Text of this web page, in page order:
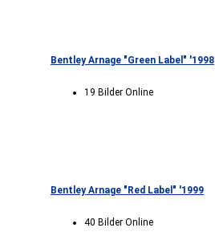
Bentley Arnage "Green Label" '1998
19 Bilder Online
Bentley Arnage "Red Label" '1999
40 Bilder Online